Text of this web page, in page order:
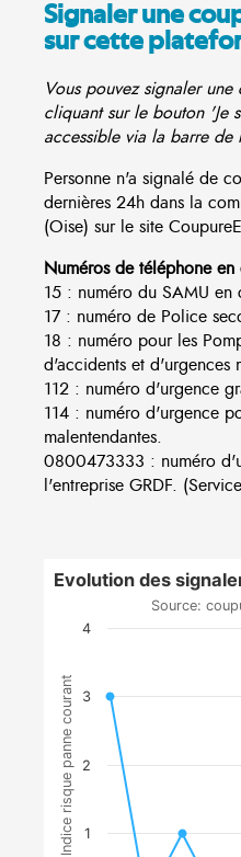
Signaler une
sur cette
Vous pouvez signaler
cliquant sur le bouton 'Je
accessible via la barre de
Personne n'a signalé de
dernières 24h dans la
(Oise) sur le site
Numéros de téléphone
15 : numéro du SAMU en
17 : numéro de Police
18 : numéro pour les
d'accidents et d'urgences
112 : numéro d'urgence
114 : numéro d'urgence
malentendantes.
0800473333 : numéro
l'entreprise GRDF.
Indice risque panne courant
Evolution des
Source:
1
2
3
4